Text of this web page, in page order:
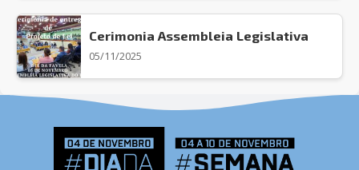
Cerimonia Assembleia Legislativa
05/11/2025